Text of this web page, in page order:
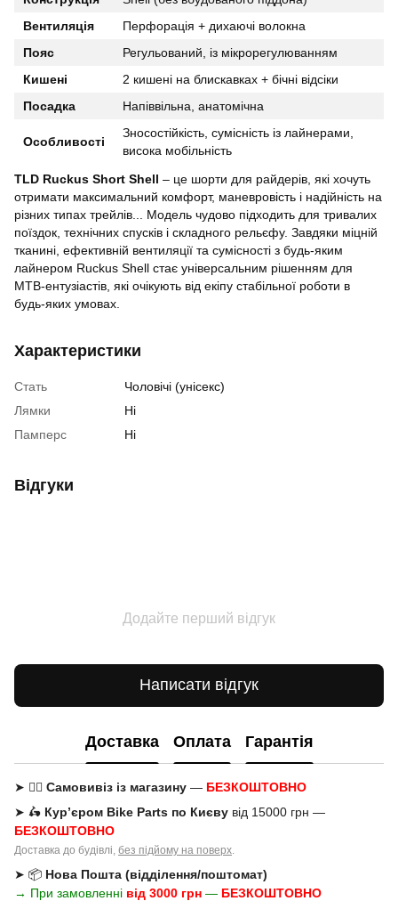
Вентиляція
Перфорація + дихаючі волокна
Пояс
Регульований, із мікрорегулюванням
Кишені
2 кишені на блискавках + бічні відсіки
Посадка
Напіввільна, анатомічна
Особливості
Зносостійкість, сумісність із лайнерами,
висока мобільність
TLD Ruckus Short Shell – це шорти для райдерів, які хочуть
отримати максимальний комфорт, маневровість і надійність на
різних типах трейлів... Модель чудово підходить для тривалих
поїздок, технічних спусків і складного рельєфу. Завдяки міцній
тканині, ефективній вентиляції та сумісності з будь-яким
лайнером Ruckus Shell стає універсальним рішенням для
MTB-ентузіастів, які очікують від екіпу стабільної роботи в
будь-яких умовах.
Характеристики
Стать
Чоловічі (унісекс)
Лямки
Ні
Памперс
Ні
Відгуки
Додайте перший відгук
Написати відгук
Доставка Оплата Гарантія
➤ 🚶‍♂️ Самовивіз із магазину — БЕЗКОШТОВНО
➤ 🛵 Кур’єром Bike Parts по Києву від 15000 грн —
БЕЗКОШТОВНО
Доставка до будівлі, без підйому на поверх
➤ 📦 Нова Пошта (відділення/поштомат)
→ При замовленні від 3000 грн — БЕЗКОШТОВНО